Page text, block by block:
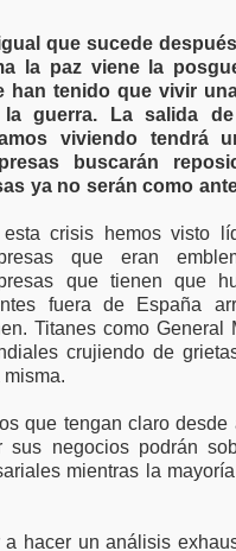
que sucede
la paz viene la
han tenido que vivir
guerra. La salida
viviendo tendrá
buscarán
ya no serán como
esta crisis hemos visto
que eran
que tienen que
fuera de España
Titanes como General
crujiendo de
que tengan claro
negocios podrán
mientras la
hacer un análisis